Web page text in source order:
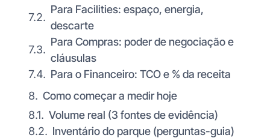
Para Facilities: espaço, energia,
descarte
Para Compras: poder de negociação e
cláusulas
Para o Financeiro: TCO e % da receita
Como começar a medir hoje
Volume real (3 fontes de evidência)
Inventário do parque (perguntas-guia)